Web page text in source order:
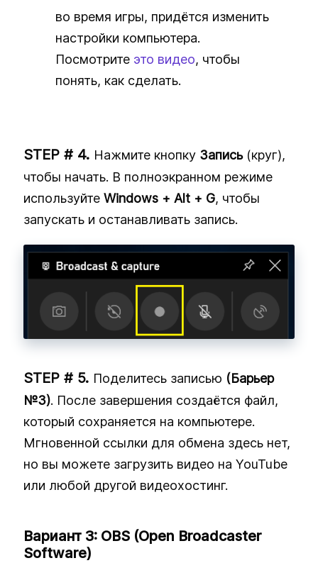
во время игры, придётся изменить
настройки компьютера.
Посмотрите это видео, чтобы
понять, как сделать.
Нажмите кнопку Запись(круг),
чтобы начать. В полноэкранном режиме
используйте Windows + Alt + G, чтобы
запускать и останавливать запись.
Поделитесь записью (Барьер
№3). После завершения создаётся файл,
который сохраняется на компьютере.
Мгновенной ссылки для обмена здесь нет,
но вы можете загрузить видео на YouTube
или любой другой видеохостинг.
Вариант 3: OBS (Open Broadcaster
Software)